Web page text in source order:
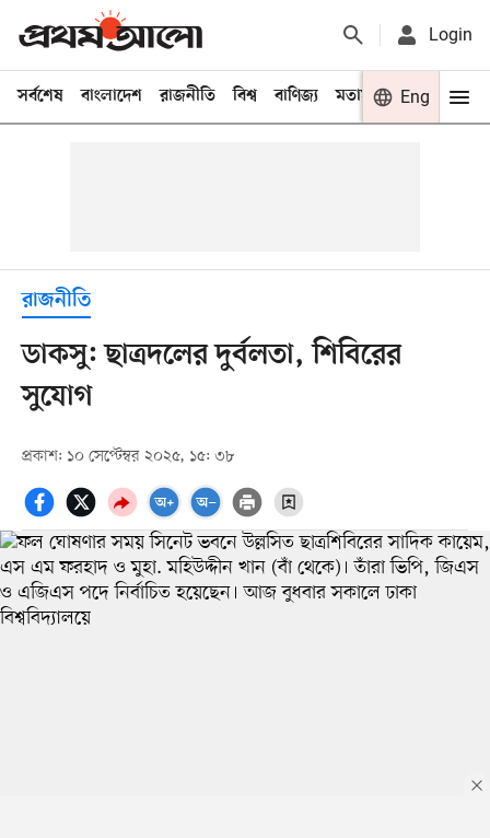
Login
সর্বশেষ বাংলাদেশ রাজনীতি বিশ্ব বাণিজ্য মতামত খেলা
Eng
রাজনীতি
ডাকসু: ছাত্রদলের দুর্বলতা, শিবিরের
সুযোগ
প্রকাশ: ১০ সেপ্টেম্বর ২০২৫, ১৫: ৩৮